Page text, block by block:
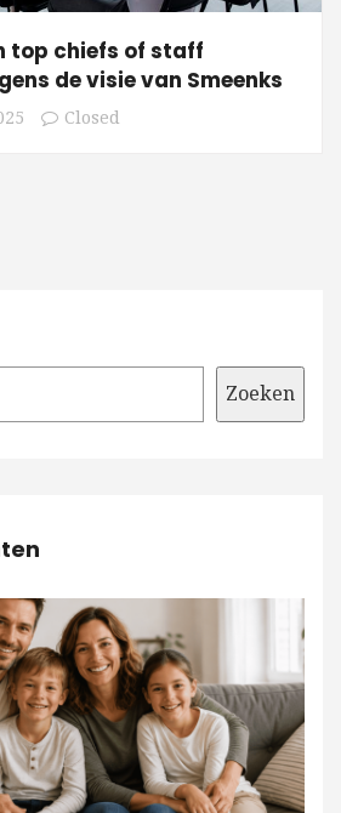
top chiefs of staff
de visie van Smeenks
Closed
Zoeken